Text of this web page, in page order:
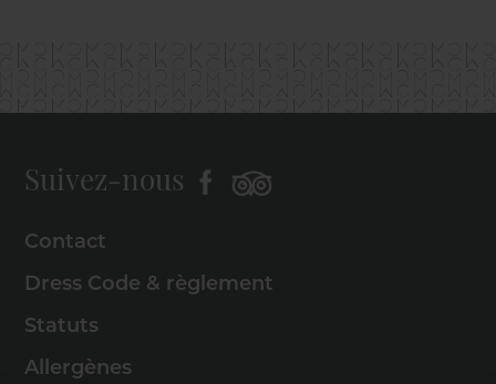
Suivez-nous
Contact
Dress Code & règlement
Statuts
Allergènes